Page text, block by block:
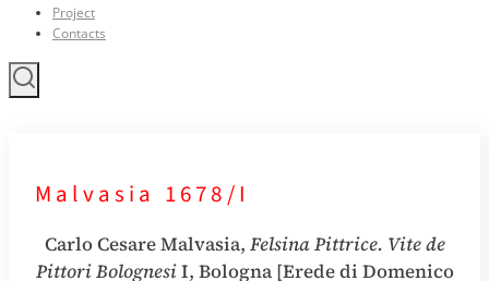
Project
Contacts
Malvasia 1678/I
Carlo Cesare Malvasia, Felsina Pittrice. Vite de
Pittori BolognesiI, Bologna [Erede di Domenico